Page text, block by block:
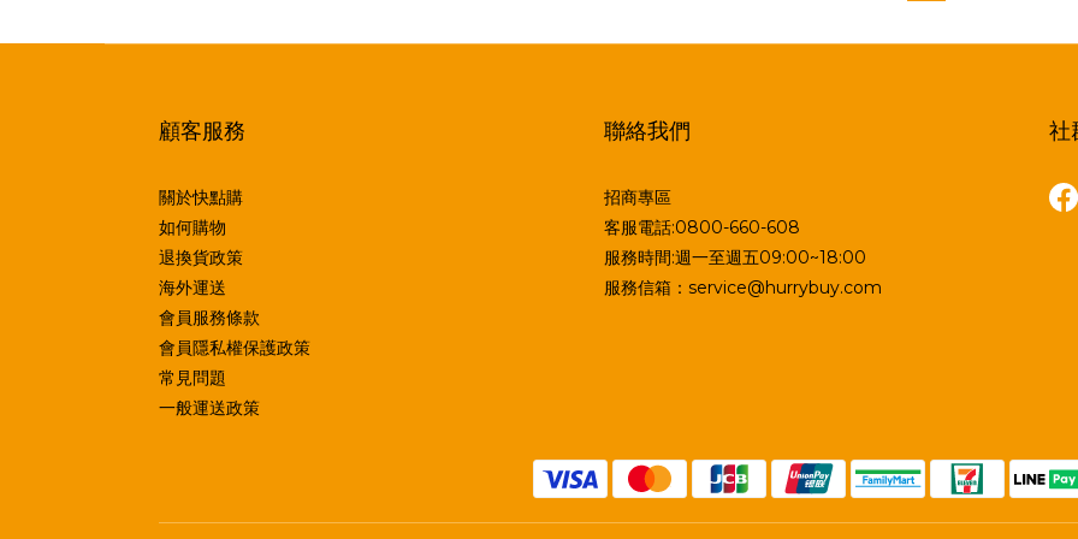
顧客服務
關於快點購
如何購物
退換貨政策
海外運送
會員服務條款
會員隱私權保護政策
常見問題
一般運送政策
聯絡我們
招商專區
客服電話:0800-660-608
服務時間:週一至週五09:00~18:00
服務信箱：service@hurrybuy.com
社